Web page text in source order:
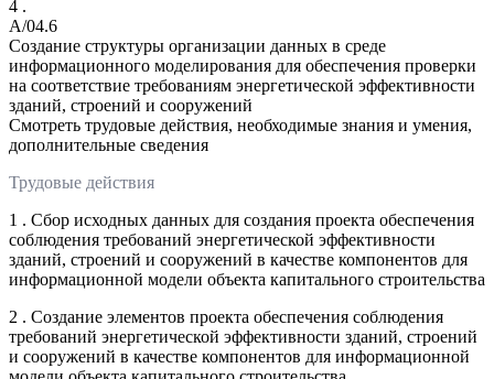
4 .
A/04.6
Создание структуры организации данных в среде
информационного моделирования для обеспечения проверки
на соответствие требованиям энергетической эффективности
зданий, строений и сооружений
Смотреть трудовые действия, необходимые знания и умения,
дополнительные сведения
Трудовые действия
1 . Сбор исходных данных для создания проекта обеспечения
соблюдения требований энергетической эффективности
зданий, строений и сооружений в качестве компонентов для
информационной модели объекта капитального строительства
2 . Создание элементов проекта обеспечения соблюдения
требований энергетической эффективности зданий, строений
и сооружений в качестве компонентов для информационной